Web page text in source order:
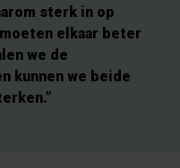
sterk in op
elkaar beter
we de
kunnen we beide